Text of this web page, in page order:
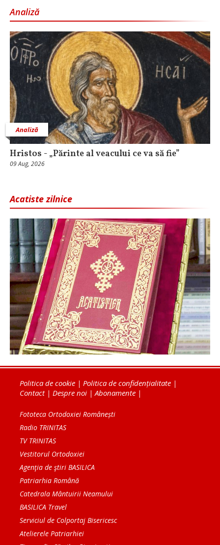
Analiză
Analiză
Hristos - „Părinte al veacului ce va să fie”
09 Aug, 2026
Acatiste zilnice
Politica de cookie | Politica de confidențialitate |
Contact| Despre noi |Abonamente |
Fototeca Ortodoxiei Românești
Radio TRINITAS
TV TRINITAS
Vestitorul Ortodoxiei
Agenţia de ştiri BASILICA
Patriarhia Română
Catedrala Mântuirii Neamului
BASILICA Travel
Serviciul de Colportaj Bisericesc
Atelierele Patriarhiei